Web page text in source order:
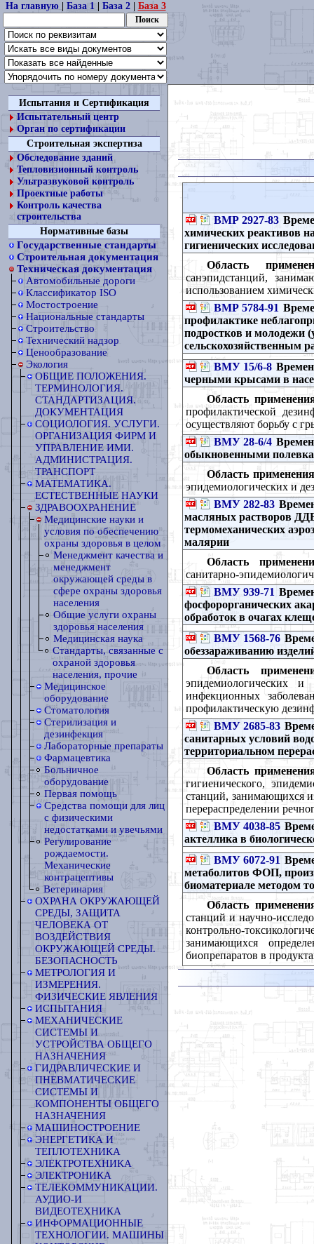
На главную| База 1| База 2| База 3
Испытания и Сертификация
Испытательный центр
Орган по сертификации
Строительная экспертиза
Обследование зданий
Тепловизионный контроль
Ультразвуковой контроль
Проектные работы
Контроль качества
строительства
Нормативные базы
Государственные стандарты
Строительная документация
Техническая документация
Автомобильные дороги
Классификатор ISO
Мостостроение
Национальные стандарты
Строительство
Технический надзор
Ценообразование
Экология
ОБЩИЕ ПОЛОЖЕНИЯ.
ТЕРМИНОЛОГИЯ.
СТАНДАРТИЗАЦИЯ.
ДОКУМЕНТАЦИЯ
СОЦИОЛОГИЯ. УСЛУГИ.
ОРГАНИЗАЦИЯ ФИРМ И
УПРАВЛЕНИЕ ИМИ.
АДМИНИСТРАЦИЯ.
ТРАНСПОРТ
МАТЕМАТИКА.
ЕСТЕСТВЕННЫЕ НАУКИ
ЗДРАВООХРАНЕНИЕ
Медицинские науки и
условия по обеспечению
охраны здоровья в целом
Менеджмент качества и
менеджмент
окружающей среды в
сфере охраны здоровья
населения
Общие услуги охраны
здоровья населения
Медицинская наука
Стандарты, связанные с
охраной здоровья
населения, прочие
Медицинское
оборудование
Стоматология
Стерилизация и
дезинфекция
Лабораторные препараты
Фармацевтика
Больничное
оборудование
Первая помощь
Средства помощи для лиц
с физическими
недостатками и увечьями
Регулирование
рождаемости.
Механические
контрацептивы
Ветеринария
ОХРАНА ОКРУЖАЮЩЕЙ
СРЕДЫ, ЗАЩИТА
ЧЕЛОВЕКА ОТ
ВОЗДЕЙСТВИЯ
ОКРУЖАЮЩЕЙ СРЕДЫ.
БЕЗОПАСНОСТЬ
МЕТРОЛОГИЯ И
ИЗМЕРЕНИЯ.
ФИЗИЧЕСКИЕ ЯВЛЕНИЯ
ИСПЫТАНИЯ
МЕХАНИЧЕСКИЕ
СИСТЕМЫ И
УСТРОЙСТВА ОБЩЕГО
НАЗНАЧЕНИЯ
ГИДРАВЛИЧЕСКИЕ И
ПНЕВМАТИЧЕСКИЕ
СИСТЕМЫ И
КОМПОНЕНТЫ ОБЩЕГО
НАЗНАЧЕНИЯ
МАШИНОСТРОЕНИЕ
ЭНЕРГЕТИКА И
ТЕПЛОТЕХНИКА
ЭЛЕКТРОТЕХНИКА
ЭЛЕКТРОНИКА
ТЕЛЕКОММУНИКАЦИИ.
АУДИО-И
ВИДЕОТЕХНИКА
ИНФОРМАЦИОННЫЕ
ТЕХНОЛОГИИ. МАШИНЫ
ВМР 2927-83
химических реактивов
гигиенических
Область
санэпидстанций,
использованием
ВМР 5784-91
профилактике
подростков и молодежи
сельскохозяйственным
ВМУ 15/6-8
черными крысами в
Область
профилактической
осуществляют борьбу с
ВМУ 28-6/4
обыкновенными
Область
эпидемиологических и
ВМУ 282-83
масляных растворов
термомеханических
малярии
Область
санитарно-
ВМУ 939-71
фосфорорганических
обработок в очагах
ВМУ 1568-76
обеззараживанию
Область
эпидемиологических
инфекционных
профилактическую
ВМУ 2685-83
санитарных условий
территориальном
Область
гигиенического,
станций, занимающихся
перераспределении
ВМУ 4038-85
актеллика в
ВМУ 6072-91
метаболитов ФОП,
биоматериале методом
Область
станций и научно-
контрольно-
занимающихся
биопрепаратов в